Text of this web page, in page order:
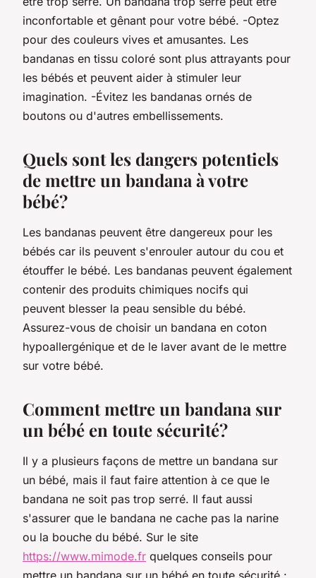
inconfortable et gênant pour votre bébé. -Optez
pour des couleurs vives et amusantes. Les
bandanas en tissu coloré sont plus attrayants pour
les bébés et peuvent aider à stimuler leur
imagination. -Évitez les bandanas ornés de
boutons ou d'autres embellissements.
Quels sont les dangers potentiels
de mettre un bandana à votre
bébé?
Les bandanas peuvent être dangereux pour les
bébés car ils peuvent s'enrouler autour du cou et
étouffer le bébé. Les bandanas peuvent également
contenir des produits chimiques nocifs qui
peuvent blesser la peau sensible du bébé.
Assurez-vous de choisir un bandana en coton
hypoallergénique et de le laver avant de le mettre
sur votre bébé.
Comment mettre un bandana sur
un bébé en toute sécurité?
Il y a plusieurs façons de mettre un bandana sur
un bébé, mais il faut faire attention à ce que le
bandana ne soit pas trop serré. Il faut aussi
s'assurer que le bandana ne cache pas la narine
ou la bouche du bébé. Sur le site
https://www.mimode.fr quelques conseils pour
mettre un bandana sur un bébé en toute sécurité :